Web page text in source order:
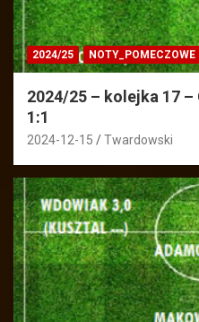
2024/25 NOTY_POMECZOWE
2024/25 – kolejka 17 –
1:1
2024-12-15 Twardowski